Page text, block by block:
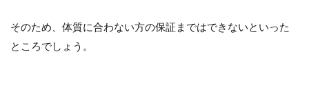
そのため、体質に合わない方の保証まではできないといった
ところでしょう。